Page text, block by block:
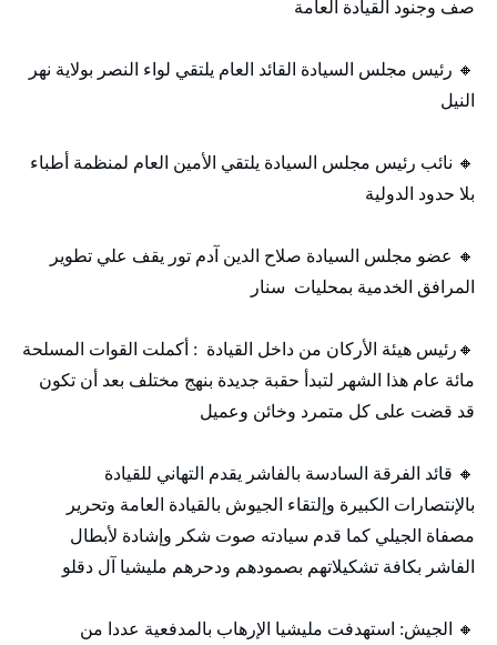
صف وجنود القيادة العامة
🔸 رئيس مجلس السيادة القائد العام يلتقي لواء النصر بولاية نهر
النيل
🔸 نائب رئيس مجلس السيادة يلتقي الأمين العام لمنظمة أطباء
بلا حدود الدولية
🔸 عضو مجلس السيادة صلاح الدين آدم تور يقف علي تطوير
المرافق الخدمية بمحليات سنار
🔸رئيس هيئة الأركان من داخل القيادة : أكملت القوات المسلحة
مائة عام هذا الشهر لتبدأ حقبة جديدة بنهج مختلف بعد أن تكون
قد قضت على كل متمرد وخائن وعميل
🔸 قائد الفرقة السادسة بالفاشر يقدم التهاني للقيادة
بالإنتصارات الكبيرة وإلتقاء الجيوش بالقيادة العامة وتحرير
مصفاة الجيلي كما قدم سيادته صوت شكر وإشادة لأبطال
الفاشر بكافة تشكيلاتهم بصمودهم ودحرهم مليشيا آل دقلو
🔸 الجيش: استهدفت مليشيا الإرهاب بالمدفعية عددا من